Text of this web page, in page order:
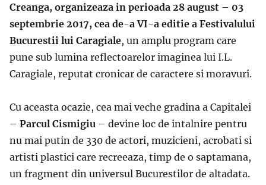
Creanga, organizeaza in perioada 28 august – 03
septembrie 2017, cea de-a VI-a editie a Festivalului
Bucurestii lui Caragiale, un amplu program care
pune sub lumina reflectoarelor imaginea lui I.L.
Caragiale, reputat cronicar de caractere si moravuri.
Cu aceasta ocazie, cea mai veche gradina a Capitalei
– Parcul Cismigiu – devine loc de intalnire pentru
nu mai putin de 330 de actori, muzicieni, acrobati si
artisti plastici care recreeaza, timp de o saptamana,
un fragment din universul Bucurestilor de altadata.